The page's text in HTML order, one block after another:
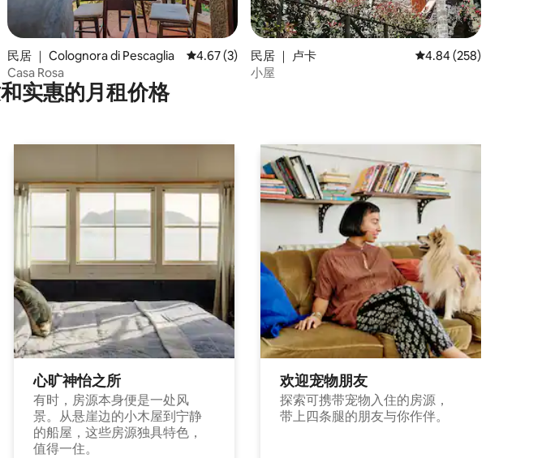
分（满分 5 分），共 23 条评价
民居 ｜ Colognora di Pescaglia 平均评分 4.67 分（满分 5 分），共 3 条评价
4.67 (3)
Casa Rosa
民居 ｜ 卢卡 平均评分 4.84 分（满
4.84 (258)
小屋
实惠的月租价格
心旷神怡之所
有时，房源本身便是一处风
景。从悬崖边的小木屋到宁静
的船屋，这些房源独具特色，
值得一住。
欢迎宠物朋友
探索可携带宠物入住的房源，
带上四条腿的朋友与你作伴。